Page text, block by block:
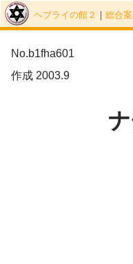
ヘブライの館２ ｜ 総合
No.b1fha601
作成 2003.9